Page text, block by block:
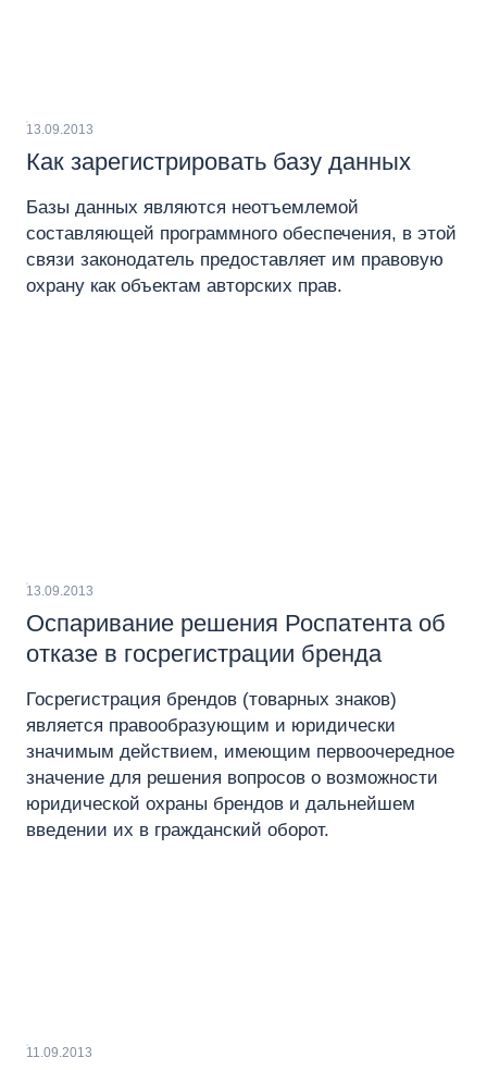
13.09.2013
Как зарегистрировать базу данных
Базы данных являются неотъемлемой
составляющей программного обеспечения, в этой
связи законодатель предоставляет им правовую
охрану как объектам авторских прав.
13.09.2013
Оспаривание решения Роспатента об
отказе в госрегистрации бренда
Госрегистрация брендов (товарных знаков)
является правообразующим и юридически
значимым действием, имеющим первоочередное
значение для решения вопросов о возможности
юридической охраны брендов и дальнейшем
введении их в гражданский оборот.
11.09.2013